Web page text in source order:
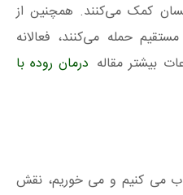
کمک می‌کنند. همچنین از
حمله می‌کنند، فعالانه
بیشتر مقاله درمان روده با
می کنیم و می خوریم، نقش